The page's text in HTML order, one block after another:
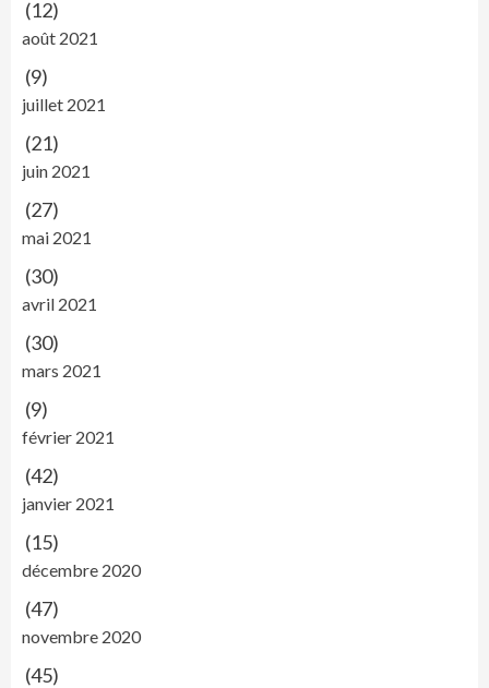
(12)
août 2021
(9)
juillet 2021
(21)
juin 2021
(27)
mai 2021
(30)
avril 2021
(30)
mars 2021
(9)
février 2021
(42)
janvier 2021
(15)
décembre 2020
(47)
novembre 2020
(45)